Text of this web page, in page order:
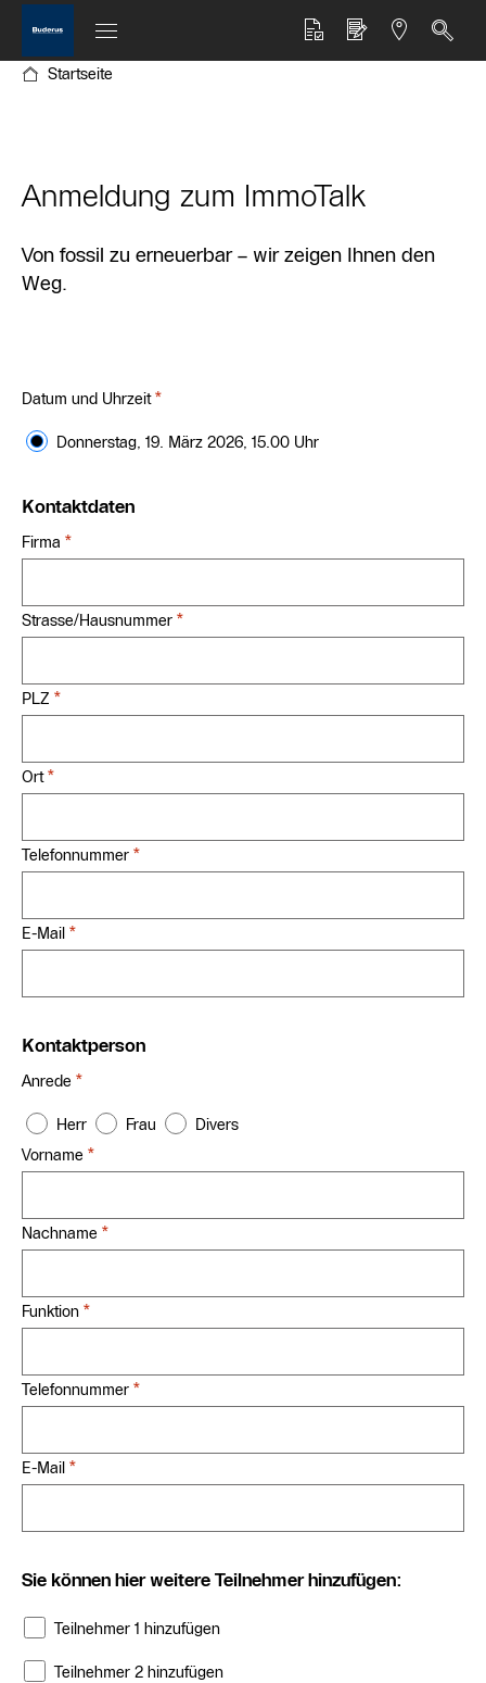
Startseite
Anmeldung zum ImmoTalk
Von fossil zu erneuerbar – wir zeigen Ihnen den
Weg.
Datum und Uhrzeit*
Donnerstag, 19. März 2026, 15.00 Uhr
Kontaktdaten
Firma *
Strasse/Hausnummer *
PLZ *
Ort*
Telefonnummer *
E-Mail *
Kontaktperson
Anrede *
Herr Frau
Divers
Vorname *
Nachname *
Funktion *
Telefonnummer *
E-Mail *
Sie können hier weitere Teilnehmer hinzufügen:
Teilnehmer 1 hinzufügen
Teilnehmer 2 hinzufügen